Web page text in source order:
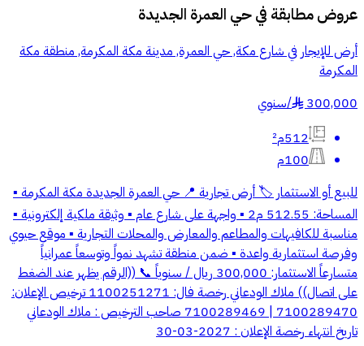
عروض مطابقة فيحي العمرة الجديدة
أرض للإيجار في شارع مكة, حي العمرة, مدينة مكة المكرمة, منطقة مكة
المكرمة
300,000
§
/سنوي
512م²
100م
للبيع أو الاستثمار 🏷 أرض تجارية 📍 حي العمرة الجديدة مكة المكرمة ▪
المساحة: 512.55 م2 ▪ واجهة على شارع عام ▪ وثيقة ملكية إلكترونية ▪
مناسبة للكافيهات والمطاعم والمعارض والمحلات التجارية ▪ موقع حيوي
وفرصة استثمارية واعدة ▪ ضمن منطقة تشهد نمواً وتوسعاً عمرانياً
متسارعاً الاستثمار: 300,000 ريال / سنوياً 📞 ((الرقم يظهر عند الضغط
على اتصال)) ملاك الودعاني رخصة فال: 1100251271 ترخيص الإعلان:
7100289470 | 7100289469 صاحب الترخيص : ملاك الودعاني
تاريخ انتهاء رخصة الإعلان : 2027-03-30